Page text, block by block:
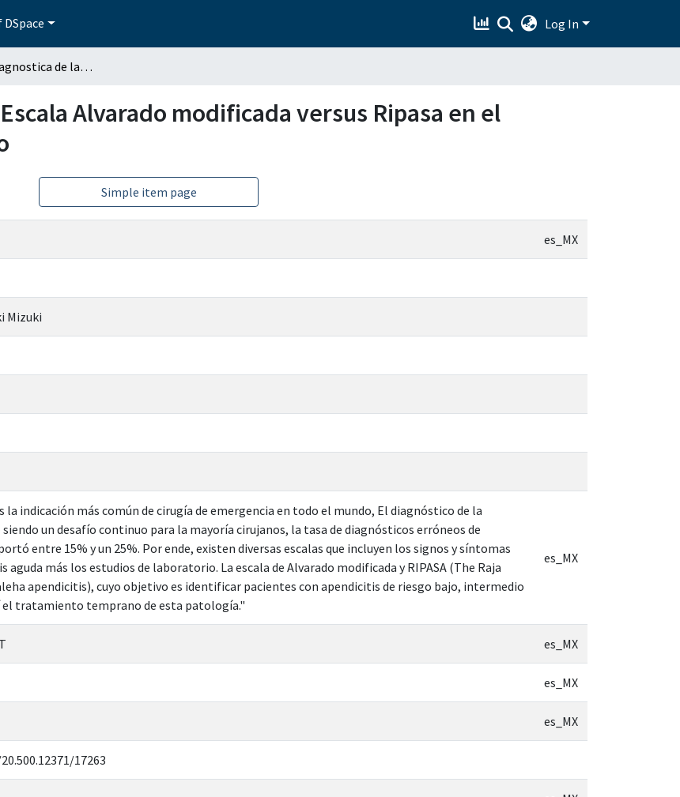
Log In
Precisión diagnostica de la Escala Alvarado modificada versus Ripasa en el servicio de urgencias adulto
Alvarado modificada versus Ripasa en el
Simple item page
es_MX
Mizuki
la indicación más común de cirugía de emergencia en todo el mundo, El diagnóstico de la
un desafío continuo para la mayoría cirujanos, la tasa de diagnósticos erróneos de
entre 15% y un 25%. Por ende, existen diversas escalas que incluyen los signos y síntomas
aguda más los estudios de laboratorio. La escala de Alvarado modificada y RIPASA (The Raja
apendicitis), cuyo objetivo es identificar pacientes con apendicitis de riesgo bajo, intermedio
el tratamiento temprano de esta patología."
es_MX
es_MX
es_MX
es_MX
17263